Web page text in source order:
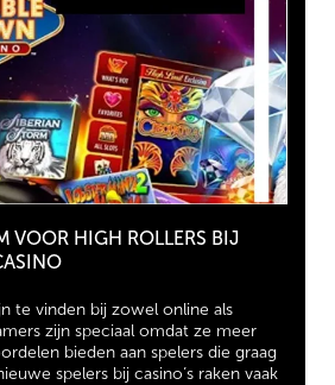
VOOR HIGH ROLLERS BIJ
te vinden bij zowel online als
zijn speciaal omdat ze meer
bieden aan spelers die graag
spelers bij casino’s raken vaak